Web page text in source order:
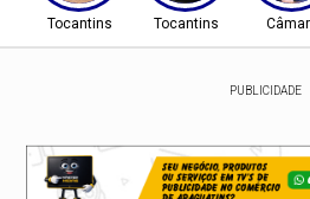
Tocantins Tocantins
PUBLICIDADE